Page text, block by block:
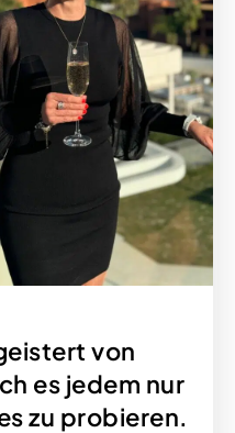
von
es jedem nur
zu probieren.